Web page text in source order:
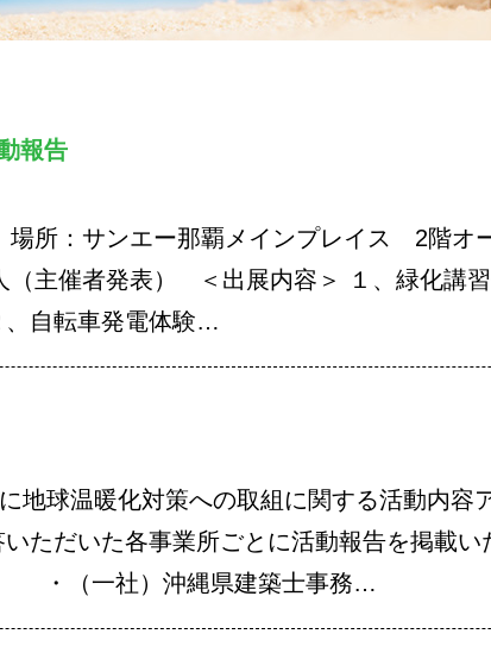
報告
場所：サンエー那覇メインプレイス 2階オ
（主催者発表） ＜出展内容＞ １、緑化講
自転車発電体験…
地球温暖化対策への取組に関する活動内容
ただいた各事業所ごとに活動報告を掲載い
・（一社）沖縄県建築士事務…